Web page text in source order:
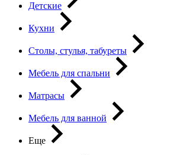
Детские
Кухни
Столы, стулья, табуреты
Мебель для спальни
Матрасы
Мебель для ванной
Еще